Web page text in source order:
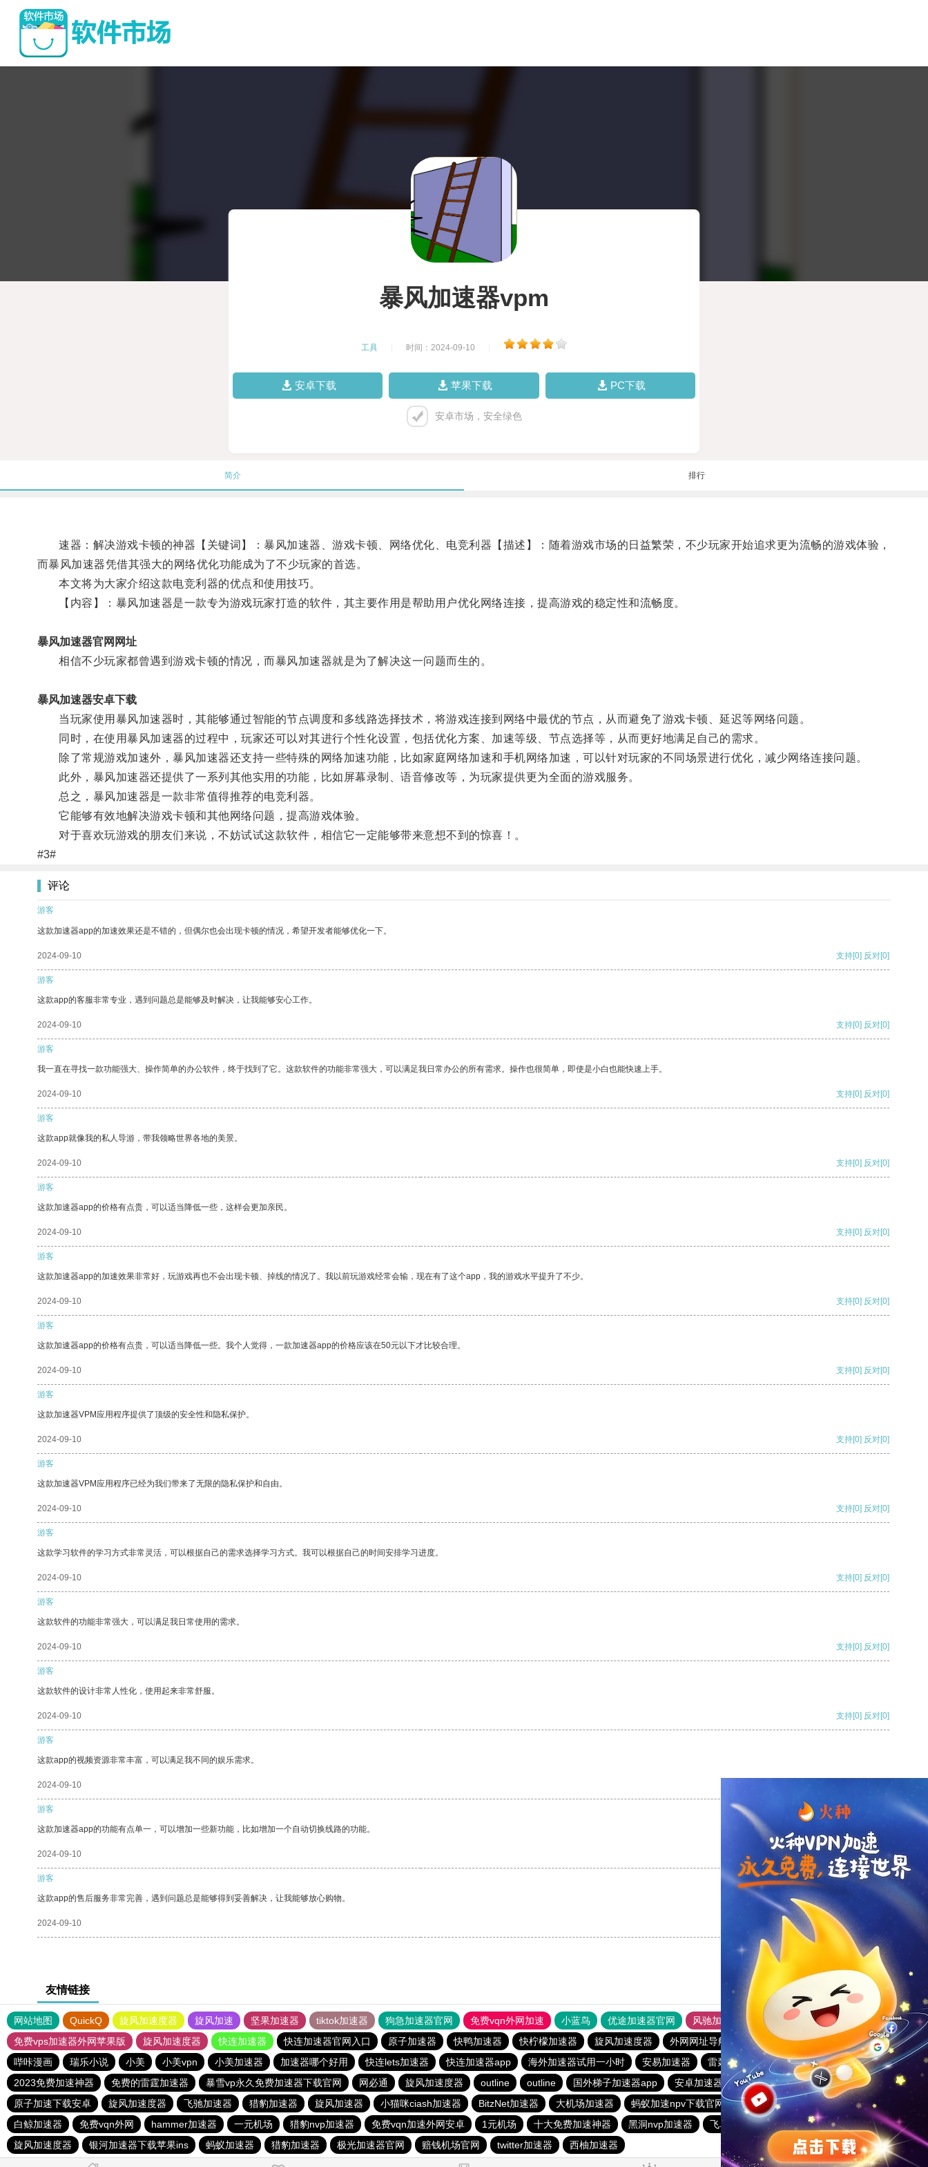
暴风加速器vpm
工具 时间：2024-09-10
安卓下载 苹果下载 PC下载
安卓市场，安全绿色
简介 排行
速器：解决游戏卡顿的神器【关键词】：暴风加速器、游戏卡顿、网络优化、电竞利器【描述】：随着游戏市场的日益繁荣，不少玩家开始追求更为流畅的游戏体验，
而暴风加速器凭借其强大的网络优化功能成为了不少玩家的首选。
本文将为大家介绍这款电竞利器的优点和使用技巧。
【内容】：暴风加速器是一款专为游戏玩家打造的软件，其主要作用是帮助用户优化网络连接，提高游戏的稳定性和流畅度。
暴风加速器官网网址
相信不少玩家都曾遇到游戏卡顿的情况，而暴风加速器就是为了解决这一问题而生的。
暴风加速器安卓下载
当玩家使用暴风加速器时，其能够通过智能的节点调度和多线路选择技术，将游戏连接到网络中最优的节点，从而避免了游戏卡顿、延迟等网络问题。
同时，在使用暴风加速器的过程中，玩家还可以对其进行个性化设置，包括优化方案、加速等级、节点选择等，从而更好地满足自己的需求。
除了常规游戏加速外，暴风加速器还支持一些特殊的网络加速功能，比如家庭网络加速和手机网络加速，可以针对玩家的不同场景进行优化，减少网络连接问题。
此外，暴风加速器还提供了一系列其他实用的功能，比如屏幕录制、语音修改等，为玩家提供更为全面的游戏服务。
总之，暴风加速器是一款非常值得推荐的电竞利器。
它能够有效地解决游戏卡顿和其他网络问题，提高游戏体验。
对于喜欢玩游戏的朋友们来说，不妨试试这款软件，相信它一定能够带来意想不到的惊喜！。
#3#
评论
游客
这款加速器app的加速效果还是不错的，但偶尔也会出现卡顿的情况，希望开发者能够优化一下。
2024-09-10 支持[0] 反对[0]
游客
这款app的客服非常专业，遇到问题总是能够及时解决，让我能够安心工作。
2024-09-10 支持[0] 反对[0]
游客
我一直在寻找一款功能强大、操作简单的办公软件，终于找到了它。这款软件的功能非常强大，可以满足我日常办公的所有需求。操作也很简单，即使是小白也能快速上手。
2024-09-10 支持[0] 反对[0]
游客
这款app就像我的私人导游，带我领略世界各地的美景。
2024-09-10 支持[0] 反对[0]
游客
这款加速器app的价格有点贵，可以适当降低一些，这样会更加亲民。
2024-09-10 支持[0] 反对[0]
游客
这款加速器app的加速效果非常好，玩游戏再也不会出现卡顿、掉线的情况了。我以前玩游戏经常会输，现在有了这个app，我的游戏水平提升了不少。
2024-09-10 支持[0] 反对[0]
游客
这款加速器app的价格有点贵，可以适当降低一些。我个人觉得，一款加速器app的价格应该在50元以下才比较合理。
2024-09-10 支持[0] 反对[0]
游客
这款加速器VPM应用程序提供了顶级的安全性和隐私保护。
2024-09-10 支持[0] 反对[0]
游客
这款加速器VPM应用程序已经为我们带来了无限的隐私保护和自由。
2024-09-10 支持[0] 反对[0]
游客
这款学习软件的学习方式非常灵活，可以根据自己的需求选择学习方式。我可以根据自己的时间安排学习进度。
2024-09-10 支持[0] 反对[0]
游客
这款软件的功能非常强大，可以满足我日常使用的需求。
2024-09-10 支持[0] 反对[0]
游客
这款软件的设计非常人性化，使用起来非常舒服。
2024-09-10 支持[0] 反对[0]
游客
这款app的视频资源非常丰富，可以满足我不同的娱乐需求。
2024-09-10
游客
这款加速器app的功能有点单一，可以增加一些新功能，比如增加一个自动切换线路的功能。
2024-09-10 支持 [0] 反对 [0]
游客
这款app的售后服务非常完善，遇到问题总是能够得到妥善解决，让我能够放心购物。
2024-09-10 支持
友情链接
网站地图 QuickQ 旋风加速度器 旋风加速 坚果加速器 tiktok加速器 狗急加速器官网 免费vqn外网加速 小蓝鸟 优途加速器官网 风驰加速器
旋风加速器
免费vps加速器外网苹果版
旋风加速度器 快连加速器 快连加速器官网入口 原子加速器 快鸭加速器 快柠檬加速器 旋风加速度器 外网网址导航 软件中心 雷霆加速
狂飙加速器
哔咔漫画
瑞乐小说 小美 小美vpn 小美加速器 加速器哪个好用 快连lets加速器 快连加速器app 海外加速器试用一小时 安易加速器 雷轰加速器
雷霆vp加速器官网
2023免费加速神器
免费的雷霆加速器 暴雪vp永久免费加速器下载官网 网必通 旋风加速度器 outline outline 国外梯子加速器app 安卓加速器梯子
旋风加速度器
原子加速下载安卓
旋风加速度器 飞驰加速器 猎豹加速器 旋风加速器 小猫咪ciash加速器 BitzNet加速器 大机场加速器 蚂蚁加速npv下载官网ios 雷霆加器速 outline
黑洞加速
白鲸加速器
免费vqn外网 hammer加速器 一元机场 猎豹nvp加速器 免费vqn加速外网安卓 1元机场 十大免费加速神器 黑洞nvp加速器 飞鸟加速器
vqn加速免费版
旋风加速度器
银河加速器下载苹果ins 蚂蚁加速器 猎豹加速器 极光加速器官网 赔钱机场官网 twitter加速器 西柚加速器